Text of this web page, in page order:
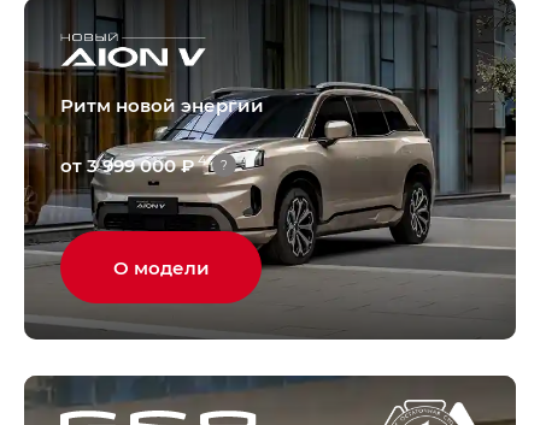
от 3 999 000 ₽4 ?
Ритм новой энергии
О модели